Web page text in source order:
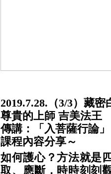
2019.7.28.（3/3）藏
尊貴的上師 吉美法王
傳講：「入菩薩行論」
課程內容分享～
如何護心？方法就是
取、應斷，時時刻刻